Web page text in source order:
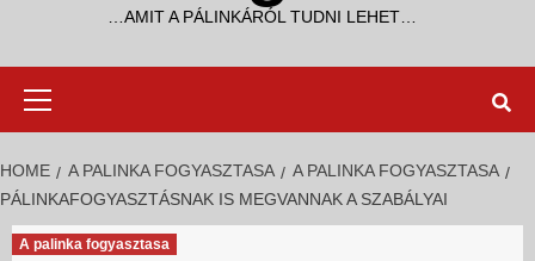
…AMIT A PÁLINKÁRÓL TUDNI LEHET…
HOME A PALINKA FOGYASZTASA
A PALINKA FOGYASZTASA
PÁLINKAFOGYASZTÁSNAK IS MEGVANNAK A SZABÁLYAI
A palinka fogyasztasa